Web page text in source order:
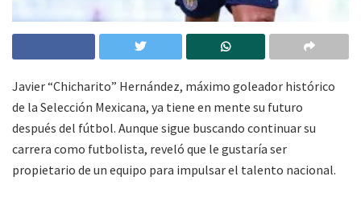
Javier “Chicharito” Hernández, máximo goleador histórico
de la Selección Mexicana, ya tiene en mente su futuro
después del fútbol. Aunque sigue buscando continuar su
carrera como futbolista, reveló que le gustaría ser
propietario de un equipo para impulsar el talento nacional.